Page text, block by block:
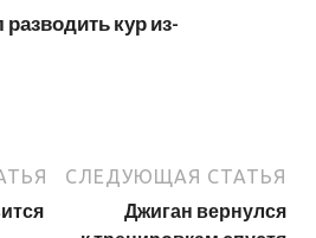
кур из-
СЛЕДУЮЩАЯ СТАТЬЯ
Джиган вернулся